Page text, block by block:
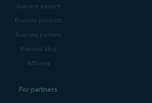
Business support
Business products
Business partners
Business blog
Affiliates
For partners